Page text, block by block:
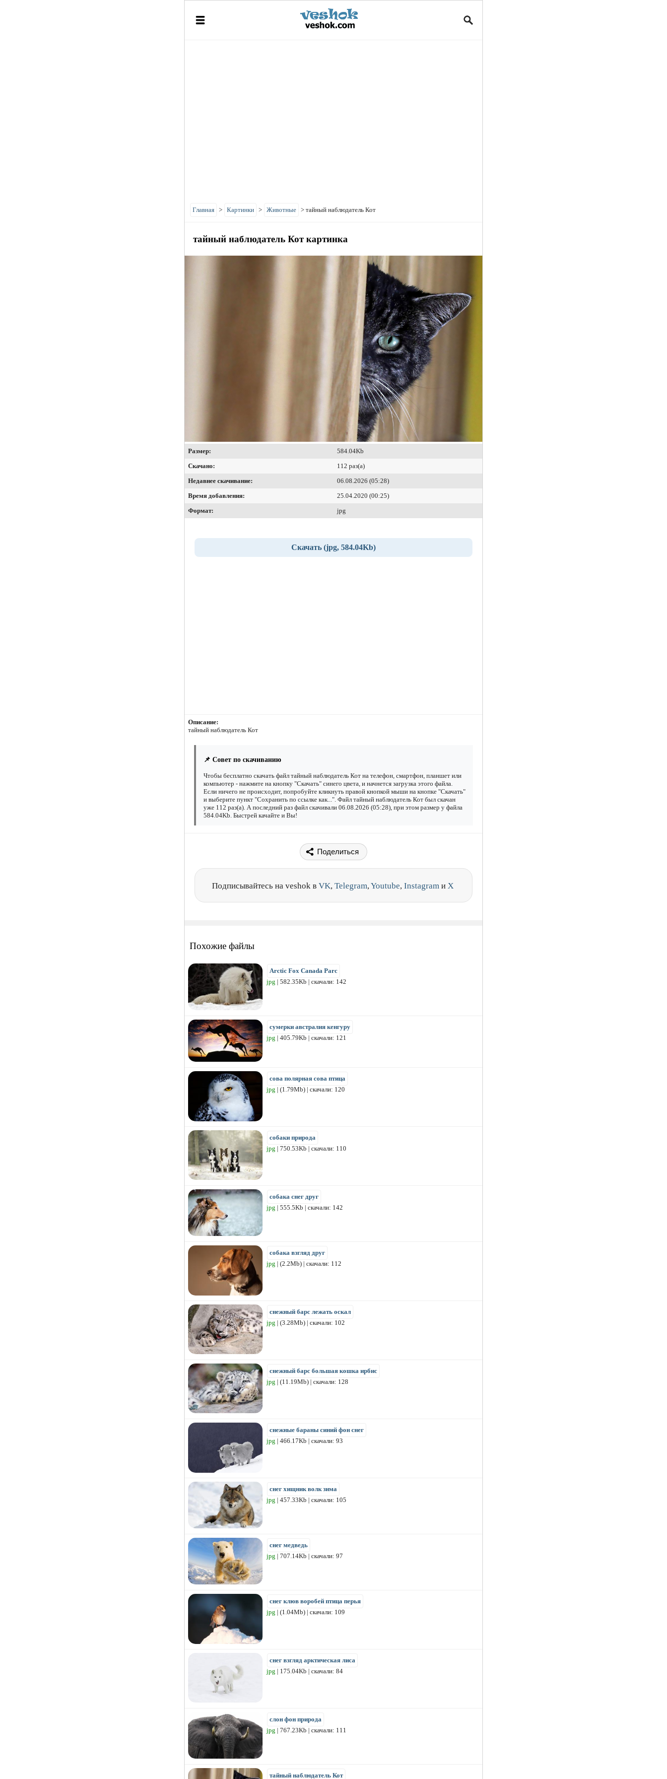
Главная > Картинки > Животные > тайный наблюдатель Кот
тайный наблюдатель Кот картинка
Размер:
584.04Kb
Скачано:
112 раз(а)
Недавнее скачивание:
06.08.2026 (05:28)
Время добавления:
25.04.2020 (00:25)
Формат:
jpg
Скачать (jpg, 584.04Kb)
Описание:
тайный наблюдатель Кот
📌 Совет по скачиванию
Чтобы бесплатно скачать файл тайный наблюдатель Кот на телефон, смартфон, планшет или
компьютер - нажмите на кнопку "Скачать" синего цвета, и начнется загрузка этого файла.
Если ничего не происходит, попробуйте кликнуть правой кнопкой мыши на кнопке "Скачать"
и выберите пункт "Сохранить по ссылке как...". Файл тайный наблюдатель Кот был скачан
уже 112 раз(а). А последний раз файл скачивали 06.08.2026 (05:28), при этом размер у файла
584.04Kb. Быстрей качайте и Вы!
Поделиться
Подписывайтесь на veshok в VK, Telegram,Youtube, Instagram и X
Похожие файлы
Arctic Fox Canada Parc
jpg | 582.35Kb | скачали: 142
сумерки австралия кенгуру
jpg | 405.79Kb | скачали: 121
сова полярная сова птица
jpg | (1.79Mb) | скачали: 120
собаки природа
jpg | 750.53Kb | скачали: 110
собака снег друг
jpg | 555.5Kb | скачали: 142
собака взгляд друг
jpg | (2.2Mb) | скачали: 112
снежный барс лежать оскал
jpg | (3.28Mb) | скачали: 102
снежный барс большая кошка ирбис
jpg | (11.19Mb) | скачали: 128
снежные бараны синий фон снег
jpg | 466.17Kb | скачали: 93
снег хищник волк зима
jpg | 457.33Kb | скачали: 105
снег медведь
jpg | 707.14Kb | скачали: 97
снег клюв воробей птица перья
jpg | (1.04Mb) | скачали: 109
снег взгляд арктическая лиса
jpg | 175.04Kb | скачали: 84
слон фон природа
jpg | 767.23Kb | скачали: 111
тайный наблюдатель Кот